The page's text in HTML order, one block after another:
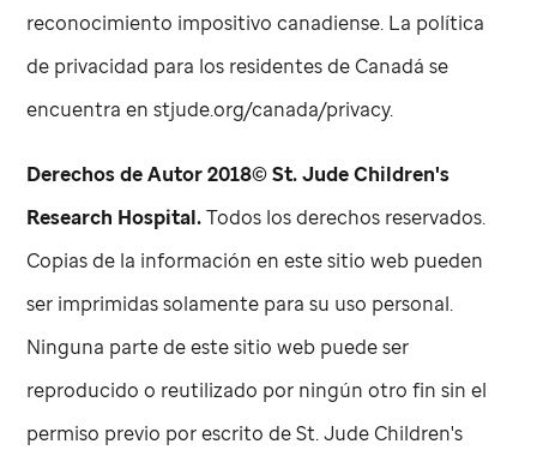
reconocimiento impositivo canadiense. La política
de privacidad para los residentes de Canadá se
encuentra en stjude.org/canada/privacy.
Derechos de Autor 2018©St. JudeChildren's
Research Hospital.Todos los derechos reservados.
Copias de la información en este sitio web pueden
ser imprimidas solamente para su uso personal.
Ninguna parte de este sitio web puede ser
reproducido o reutilizado por ningún otro fin sin el
permiso previo por escrito deSt. Jude Children's